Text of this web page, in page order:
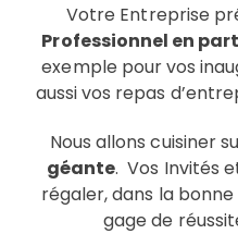
Votre Entreprise
Professionnel en
exemple pour vos
aussi vos repas
Nous allons cuisiner
géante. Vos Invités
régaler, dans la bonne
gage de